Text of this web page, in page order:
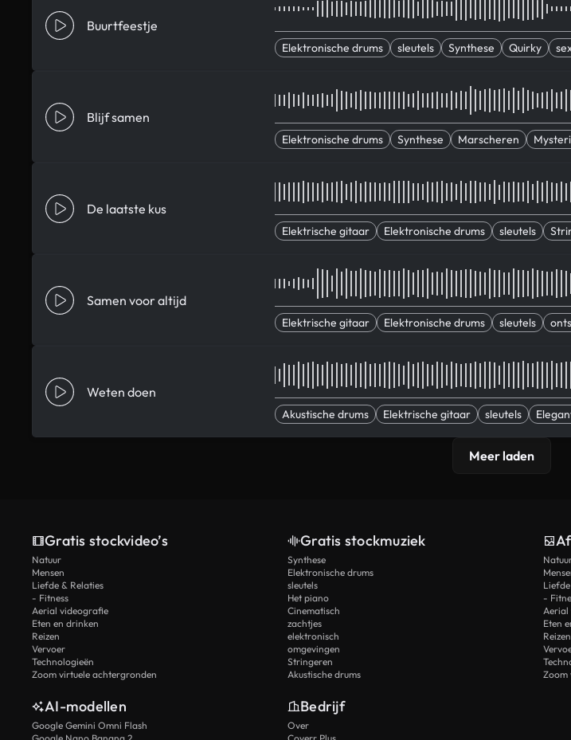
Buurtfeestje
Elektronische drums sleutels Synthese Quirky
Blijf samen
Elektronische drums Synthese Marscheren
De laatste kus
Elektrische gitaar Elektronische drums sleutels
Samen voor altijd
Elektrische gitaar Elektronische drums sleutels
Weten doen
Akustische drums Elektrische gitaar sleutels
Meer laden
Gratis stockvideo’s
Natuur
Mensen
Liefde & Relaties
- Fitness
Aerial videografie
Eten en drinken
Reizen
Vervoer
Technologieën
Zoom virtuele achtergronden
Gratis stockmuziek
Synthese
Elektronische drums
sleutels
Het piano
Cinematisch
zachtjes
elektronisch
omgevingen
Stringeren
Akustische drums
-
Aerial
Eten
Reizen
Zoom
AI-modellen
Google Gemini Omni Flash
Bedrijf
Over